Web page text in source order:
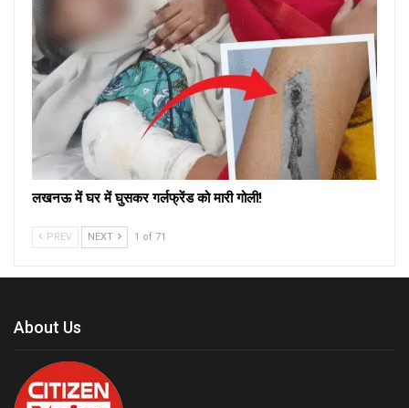
लखनऊ में घर में घुसकर गर्लफ्रेंड को मारी गोली!
PREV NEXT 1 of 71
About Us